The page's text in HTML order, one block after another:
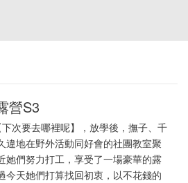
營S3
次要去哪裡呢】，放學後，撫子、千
違地在野外活動同好會的社團教室聚
她們努力打工，享受了一場豪華的露
今天她們打算找回初衷，以不花錢的